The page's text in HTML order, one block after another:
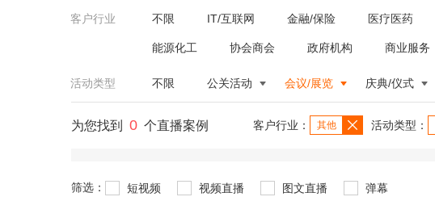
客户行业 不限 IT/互联网 金融/保险 医疗医药
能源化工 协会商会 政府机构 商业服务
活动类型 不限 公关活动 会议/展览 庆典/仪式
为您找到 0 个直播案例 客户行业： 其他 活动类型：
筛选： 短视频 视频直播 图文直播 弹幕